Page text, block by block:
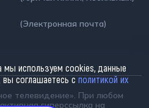
(Электронная почта)
телевидение». При любом
гиперссылка на
мы используем cookies, данные
вы соглашаетесь сполитикой их